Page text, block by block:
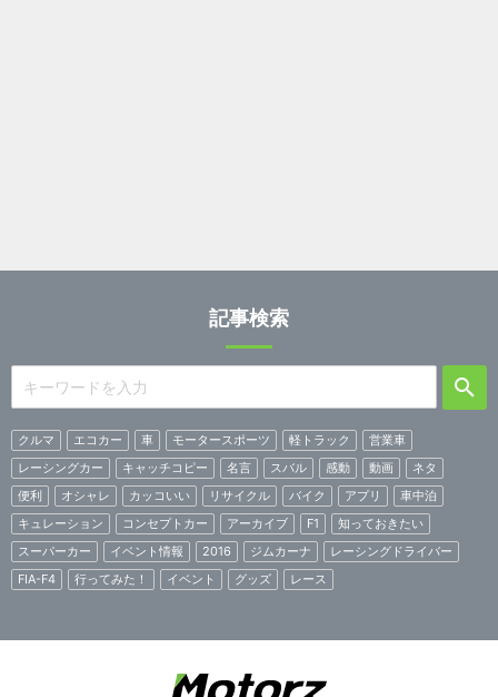
記事検索
クルマ エコカー 車 モータースポーツ 軽トラック
営業車
レーシングカー
キャッチコピー 名言 スバル 感動 動画
ネタ
便利
オシャレ カッコいい リサイクル バイク アプリ
車中泊
キュレーション
コンセプトカー アーカイブ F1
知っておきたい
スーパーカー
イベント情報 2016 ジムカーナ
レーシングドライバー
FIA-F4
行ってみた！ イベント グッズ レース